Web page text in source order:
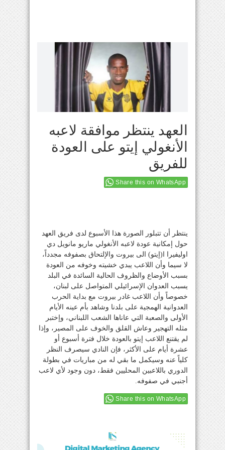
العهد ينتظر موافقة لاعبه
الأنغولي إيتو على العودة
للفريق
Share this on WhatsApp
ينتظر أن تتبلور الصورة هذا الأسبوع لدى فريق العهد
حول إمكانية عودة لاعبه الأنغولي ماريو مانويل دي
اوليفيرا ا(إيتو) الى بيروت والإلتحاق بصفوفه مجدداً،
لا سيما وأن اللاعب يبدي خشيته وخوفه من العودة
بسبب الأوضاع والظروف الحالية السائدة في البلد
يسبب العدوان الإسرائيلي المتواصل على لبنان،
خصوصاً وأن اللاعب غادر بيروت مع بداية الحرب
العدوانية الهمجية على بلدنا وشاهد بأم عينه الأيام
الأولى والصعبة التي عاناها الشعب اللبناني، وإختبر
مثله التهجير وعاش القلق والخوف على المصير، وإذا
لم يقتنع اللاعب إيتو بالعودة خلال فترة أسبوع أو
عشرة أيام على الأكثر، فإن النادي سيصرف النظر
كلياً عنه وسيكمل ما بقي له من مباريات في بطولة
الدوري باللاعبين المحليين فقط، دون وجود لأي لاعب
أجنبي في صفوفه.
Share this on WhatsApp